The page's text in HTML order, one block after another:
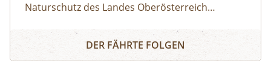
Naturschutz des Landes Oberösterreich
gleichzeitig Wissen über den Wert und den
Schutz der Natur vermitteln. ⁠⁠Finde dein
Naturerlebnis
DER FÄHRTE FOLGEN